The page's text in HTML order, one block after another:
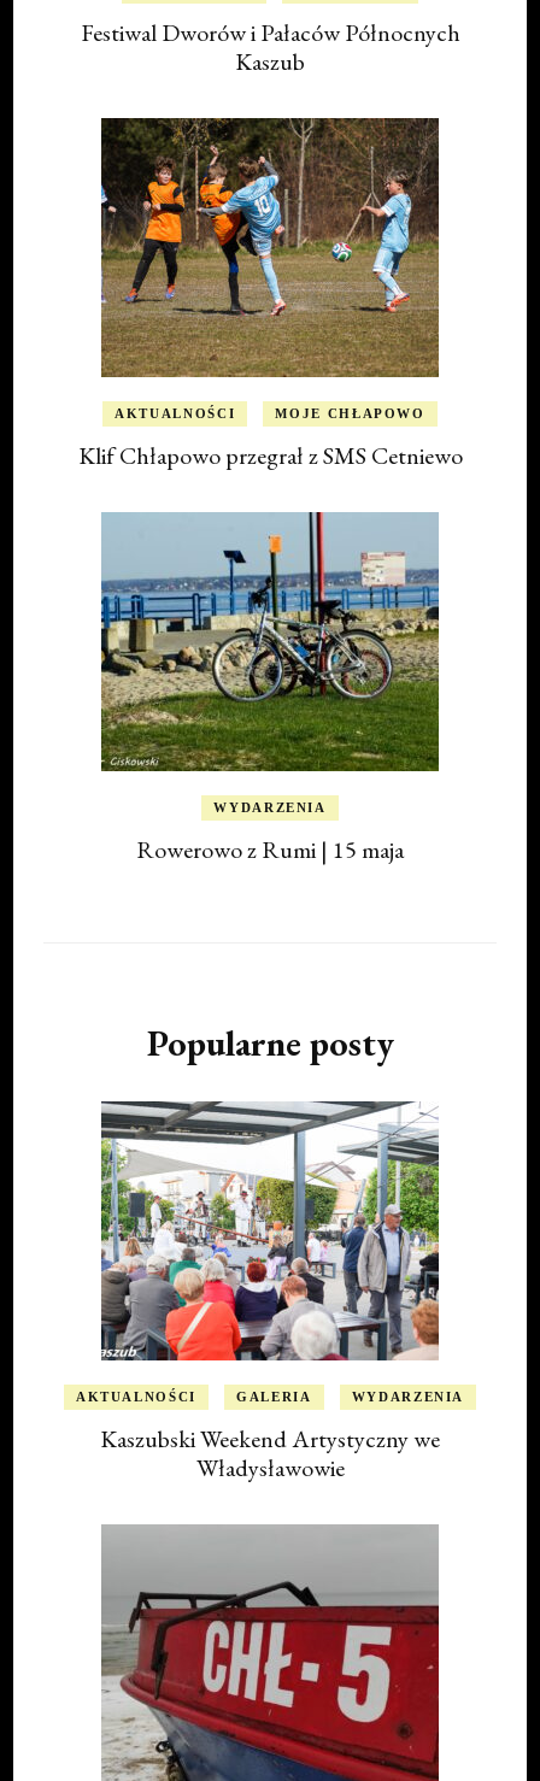
Festiwal Dworów i Pałaców Północnych
Kaszub
AKTUALNOŚCI MOJE CHŁAPOWO
Klif Chłapowo przegrał z SMS Cetniewo
WYDARZENIA
Rowerowo z Rumi | 15 maja
Popularne posty
AKTUALNOŚCI GALERIA WYDARZENIA
Kaszubski Weekend Artystyczny we
Władysławowie